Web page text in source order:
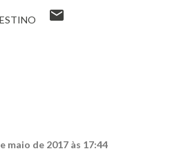
maio de 2017 às 17:44